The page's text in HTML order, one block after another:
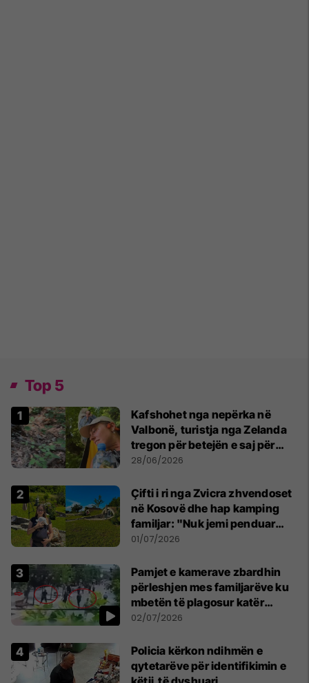
Top 5
Kafshohet nga nepërka në
Valbonë, turistja nga Zelanda
tregon për betejën e saj për
mbijetesë
28/06/2026
Çifti i ri nga Zvicra zhvendoset
në Kosovë dhe hap kamping
familjar: "Nuk jemi penduar
asnjë ditë"
01/07/2026
Pamjet e kamerave zbardhin
përleshjen mes familjarëve ku
mbetën të plagosur katër
persona
02/07/2026
Policia kërkon ndihmën e
qytetarëve për identifikimin e